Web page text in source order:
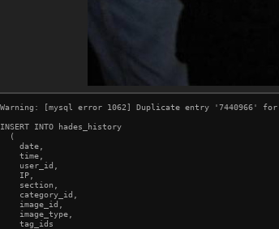
Warning: [mysql error 1062] Duplicate entry '7440966' for
INSERT INTO hades_history
  (
    date,
    time,
    user_id,
    IP,
    section,
    category_id,
    image_id,
    image_type,
    tag_ids